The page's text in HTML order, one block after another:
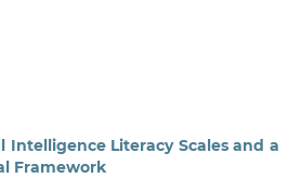
Intelligence Literacy Scales and a
Framework